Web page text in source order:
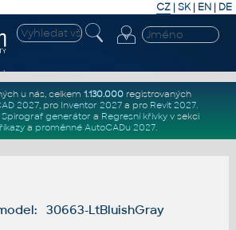
CZ | SK| EN | DE
u nás, celkem 1.130.000registrovaných
2027, pro Inventor 2027a pro Revit 2027.
Spirograf generátor a Regresní křivkyv sekci
a proměnné AutoCADu 2027.
30663-LtBluishGray